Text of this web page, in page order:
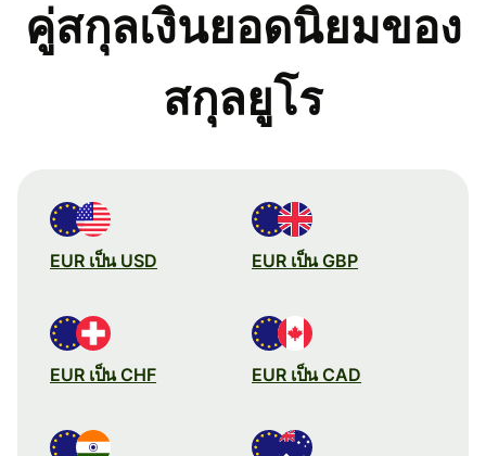
คู่สกุลเงินยอดนิยมของ
สกุลยูโร
EUR เป็น USD EUR เป็น GBP
EUR เป็น CHF EUR เป็น CAD